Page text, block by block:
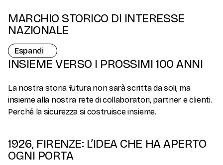
MARCHIO STORICO DI INTERESSE
NAZIONALE
Espandi
INSIEME VERSO I PROSSIMI 100 ANNI
La nostra storia futura non sarà scritta da soli, ma
insieme alla nostra rete di collaboratori, partner e clienti.
Perché la sicurezza si costruisce insieme.
1926, FIRENZE: L’IDEA CHE HA APERTO
OGNI PORTA